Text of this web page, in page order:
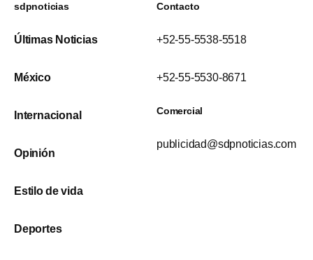
sdpnoticias
Últimas Noticias
México
Internacional
Opinión
Estilo de vida
Deportes
Contacto
+52-55-5538-5518
+52-55-5530-8671
Comercial
publicidad@sdpnoticias.com